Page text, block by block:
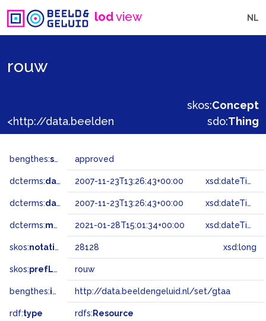
lodview NL
rouw
skos:Concept
sdo:Thing
bengthes:status approved
dcterms:dateAccepted 2007-11-23T13:26:43+00:00 xsd:dateTime
dcterms:dateSubmitted 2007-11-23T13:26:43+00:00 xsd:dateTime
dcterms:modified 2021-01-28T15:01:34+00:00 xsd:dateTime
skos:notation 28128 xsd:long
skos:prefLabel rouw
bengthes:inSet http://data.beeldengeluid.nl/set/gtaa
rdf:type rdfs: Resource